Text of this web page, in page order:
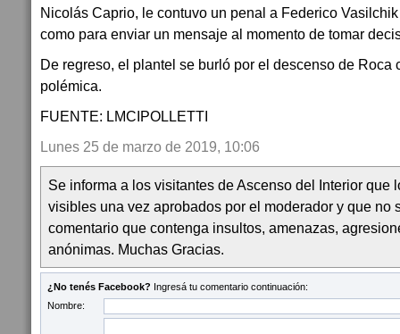
Nicolás Caprio, le contuvo un penal a Federico
como para enviar un mensaje al momento de tomar
De regreso, el plantel se burló por el descenso de Roca
polémica.
FUENTE: LMCIPOLLETTI
Lunes 25 de marzo de 2019, 10:06
Se informa a los visitantes de Ascenso del Interior que
visibles una vez aprobados por el moderador y que no
comentario que contenga insultos, amenazas,
anónimas. Muchas Gracias.
¿No tenés Facebook? Ingresá tu comentario continuación:
Nombre: